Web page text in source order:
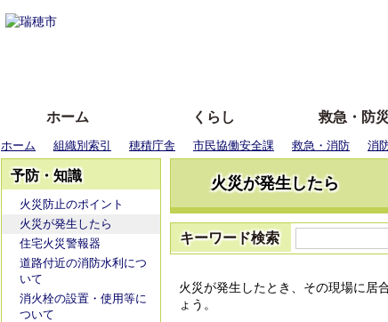
ホーム くらし 救急・防災
ホーム 組織別索引 穂積庁舎 市民協働安全課 救急・消防 消
予防・知識
火災防止のポイント
火災が発生したら
住宅火災警報器
道路付近の消防水利につ
いて
消火栓の設置・使用等に
ついて
火災が発生したら
キーワード検索
火災が発生したとき、その現場に居
ょう。